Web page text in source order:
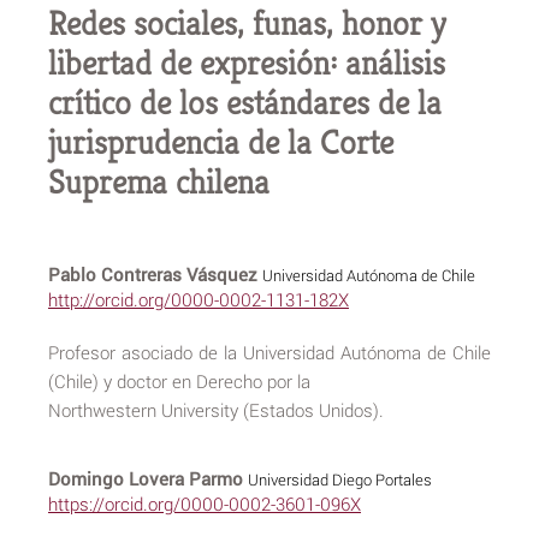
Redes sociales, funas, honor y
libertad de expresión: análisis
crítico de los estándares de la
jurisprudencia de la Corte
Suprema chilena
Pablo Contreras Vásquez Universidad Autónoma de Chile
http://orcid.org/0000-0002-1131-182X
Profesor asociado de la Universidad Autónoma de Chile
(Chile) y doctor en Derecho por la
Northwestern University (Estados Unidos).
Domingo Lovera Parmo Universidad Diego Portales
https://orcid.org/0000-0002-3601-096X